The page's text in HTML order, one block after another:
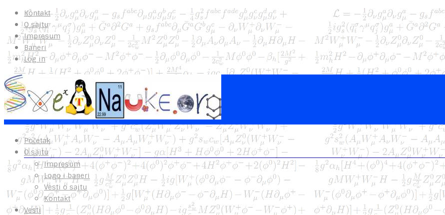
Kontakt
O sajtu
Impresum
Baneri
Log in
Početak
O sajtu
Impresum
Logo i baneri
Vesti o sajtu
Kontakt
Vesti